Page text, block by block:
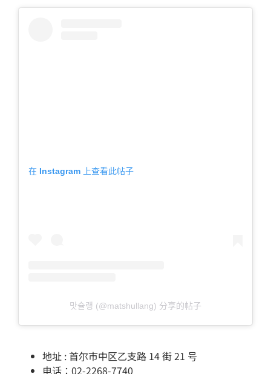
在 Instagram 上查看此帖子
맛슐랭 (@matshullang) 分享的帖子
地址 : 首尔市中区乙支路 14 街 21 号
电话：02-2268-7740